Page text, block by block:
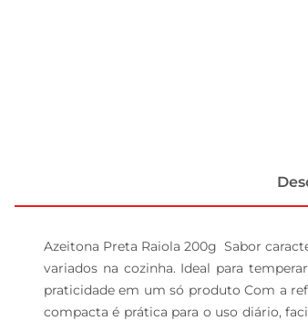
Azeitona Preta Raiola 200g  Sabor
variados na cozinha. Ideal para
praticidade em um só produto Com a
compacta é prática para o uso diário,